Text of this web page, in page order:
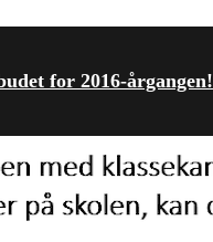
for 2016-årgangen!